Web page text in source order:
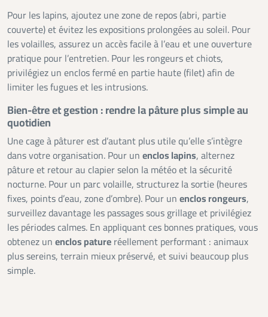
Pour les lapins, ajoutez une zone de repos (abri, partie
couverte) et évitez les expositions prolongées au soleil. Pour
les volailles, assurez un accès facile à l’eau et une ouverture
pratique pour l’entretien. Pour les rongeurs et chiots,
privilégiez un enclos fermé en partie haute (filet) afin de
limiter les fugues et les intrusions.
Bien-être et gestion : rendre la pâture plus simple au
quotidien
Une cage à pâturer est d’autant plus utile qu’elle s’intègre
dans votre organisation. Pour un enclos lapins, alternez
pâture et retour au clapier selon la météo et la sécurité
nocturne. Pour un parc volaille, structurez la sortie (heures
fixes, points d’eau, zone d’ombre). Pour un enclos rongeurs,
surveillez davantage les passages sous grillage et privilégiez
les périodes calmes. En appliquant ces bonnes pratiques, vous
obtenez un enclos pature réellement performant : animaux
plus sereins, terrain mieux préservé, et suivi beaucoup plus
simple.